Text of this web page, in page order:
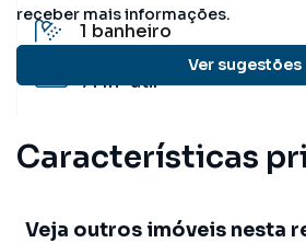
receber mais informações.
Ver sugestões
1 banheiro
71 m²útil
Características
Veja outros imóveis nesta